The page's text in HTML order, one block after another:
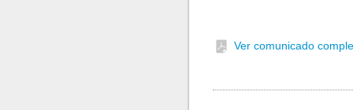
Ver comunicado